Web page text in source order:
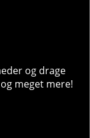
og drage
meget mere!